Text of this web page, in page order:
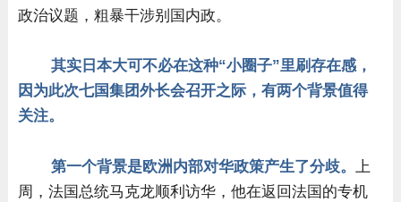
政治议题，粗暴干涉别国内政。
其实日本大可不必在这种“小圈子”里刷存在感，
因为此次七国集团外长会召开之际，有两个背景值得
关注。
第一个背景是欧洲内部对华政策产生了分歧。
上
周，法国总统马克龙顺利访华，他在返回法国的专机